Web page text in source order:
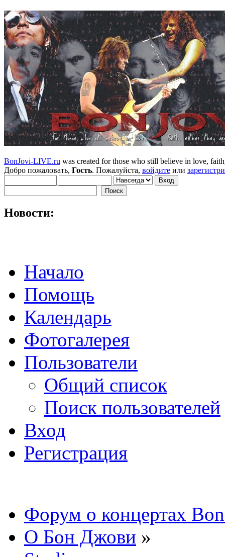
BonJovi-LIVE.ru was created for those who still believe in love,
Добро пожаловать, Гость. Пожалуйста, войдите или
Новости:
Начало
Помощь
Календарь
Фотогалерея
Пользователи
Общий список
Поиск пользователей
Вход
Регистрация
Форум о концертах
О Бон Джови »